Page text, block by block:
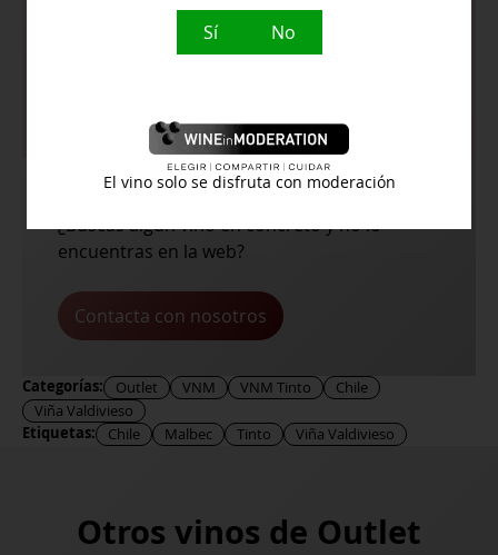
es un vino redondo, de buen
volumen y acidez vertical. Se destaca
¿Buscas algún vino en concreto y no lo
encuentras en la web?
Contacta con nosotros
Categorías: Outlet VNM VNM Tinto
Chile
Viña Valdivieso
Etiquetas: Chile Malbec Tinto Viña Valdivieso
Otros vinos de Outlet
Sí No
El vino solo se disfruta con moderación